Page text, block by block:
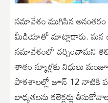
సమావేశం ముగిసిన అనంతరం
మీడియాతో మాట్లాడారు. మన
సమావేశంలో చర్చించామని
శాతం స్కూళ్లకు నిధులు
పాఠశాలల్లో జూన్ 12 నాటికి
బాధ్యతలను కలెక్టర్లు